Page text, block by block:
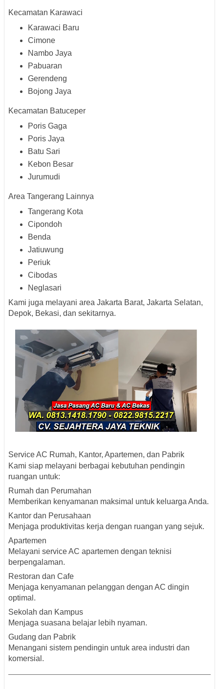
Kecamatan Karawaci
Karawaci Baru
Cimone
Nambo Jaya
Pabuaran
Gerendeng
Bojong Jaya
Kecamatan Batuceper
Poris Gaga
Poris Jaya
Batu Sari
Kebon Besar
Jurumudi
Area Tangerang Lainnya
Tangerang Kota
Cipondoh
Benda
Jatiuwung
Periuk
Cibodas
Neglasari
Kami juga melayani area Jakarta Barat, Jakarta Selatan,
Depok, Bekasi, dan sekitarnya.
Service AC Rumah, Kantor, Apartemen, dan Pabrik
Kami siap melayani berbagai kebutuhan pendingin
ruangan untuk:
Rumah dan Perumahan
Memberikan kenyamanan maksimal untuk keluarga Anda.
Kantor dan Perusahaan
Menjaga produktivitas kerja dengan ruangan yang sejuk.
Apartemen
Melayani service AC apartemen dengan teknisi
berpengalaman.
Restoran dan Cafe
Menjaga kenyamanan pelanggan dengan AC dingin
optimal.
Sekolah dan Kampus
Menjaga suasana belajar lebih nyaman.
Gudang dan Pabrik
Menangani sistem pendingin untuk area industri dan
komersial.